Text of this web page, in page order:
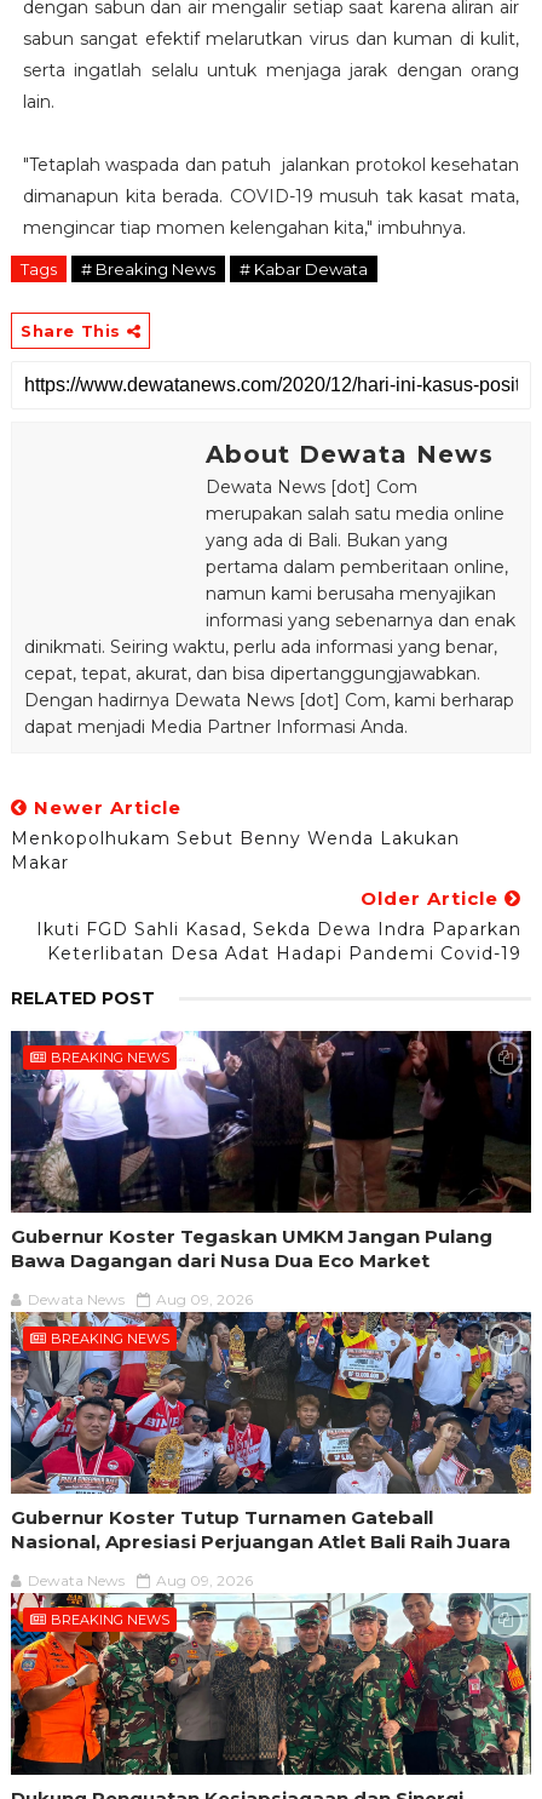
dengan sabun dan air mengalir setiap saat karena aliran air
sabun sangat efektif melarutkan virus dan kuman di kulit,
serta ingatlah selalu untuk menjaga jarak dengan orang
lain.
"Tetaplah waspada dan patuh jalankan protokol kesehatan
dimanapun kita berada. COVID-19 musuh tak kasat mata,
mengincar tiap momen kelengahan kita," imbuhnya.
Tags # Breaking News # Kabar Dewata
Share This
About Dewata News
Dewata News [dot] Com
merupakan salah satu media online
yang ada di Bali. Bukan yang
pertama dalam pemberitaan online,
namun kami berusaha menyajikan
informasi yang sebenarnya dan enak
dinikmati. Seiring waktu, perlu ada informasi yang benar,
cepat, tepat, akurat, dan bisa dipertanggungjawabkan.
Dengan hadirnya Dewata News [dot] Com, kami berharap
dapat menjadi Media Partner Informasi Anda.
Newer Article
Menkopolhukam Sebut Benny Wenda Lakukan
Makar
Older Article
Ikuti FGD Sahli Kasad, Sekda Dewa Indra Paparkan
Keterlibatan Desa Adat Hadapi Pandemi Covid-19
RELATED POST
BREAKING NEWS
Gubernur Koster Tegaskan UMKM Jangan Pulang
Bawa Dagangan dari Nusa Dua Eco Market
Dewata News Aug 09, 2026
BREAKING NEWS
Gubernur Koster Tutup Turnamen Gateball
Nasional, Apresiasi Perjuangan Atlet Bali Raih Juara
Dewata News Aug 09, 2026
BREAKING NEWS